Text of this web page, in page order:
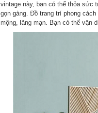
vintage này, bạn có thể thỏa sức
gọn gàng. Đồ trang trí phong
mộng, lãng mạn. Bạn có thể vận